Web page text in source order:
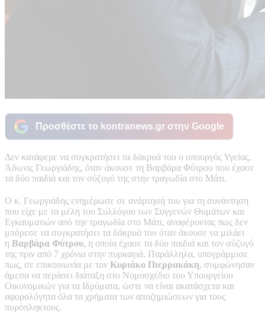
Προσθέστε το kontranews.gr στην Google
Δεν κατάφερε να συγκρατήσει τα δάκρυά του ο υπουργός Υγείας,
Άδωνις Γεωργιάδης, όταν άκουσε τη Βαρβάρα Φύτρου που έχασε
τα δύο παιδιά και τον σύζυγό της στην τραγωδία στο Μάτι.
Ο κ. Γεωργιάδης ενημέρωσε σε ανάρτησή του για τη συνάντηση
που είχε με τα μέλη του Συλλόγου των Συγγενών Θυμάτων και
Εγκαυματιών από την τραγωδία στο Μάτι, αναφέροντας πως δεν
μπόρεσε να συγκρατήσει τα δάκρυά του όταν άκουσε να μιλάει
η Βαρβάρα Φύτρου, η οποία έχασε τα δύο παιδιά και τον σύζυγό
της πριν από 7 χρόνια στην πυρκαγιά. Παράλληλα, υπογράμμισε
πως, σε επικοινωνία με τον Κυριάκο Πιερρακάκη, συμφώνησαν
άμεσα να περάσει διάταξη στο Νομοσχέδιο του Υπουργείου
Οικονομικών για τα Ιδρύματα, ώστε να είναι ακατάσχετα και
αφορολόγητα όλα τα χρήματα των αποζημιώσεων για τους
πυρόπληκτους.